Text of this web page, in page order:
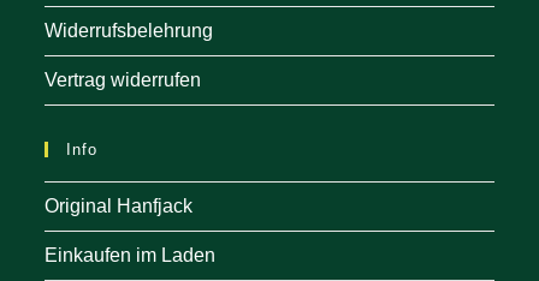
Widerrufsbelehrung
Vertrag widerrufen
Info
Original Hanfjack
Einkaufen im Laden